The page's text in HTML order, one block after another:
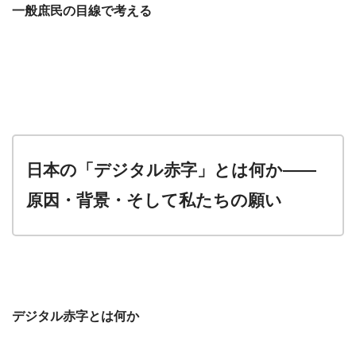
一般庶民の目線で考える
日本の「デジタル赤字」とは何か――
原因・背景・そして私たちの願い
デジタル赤字とは何か